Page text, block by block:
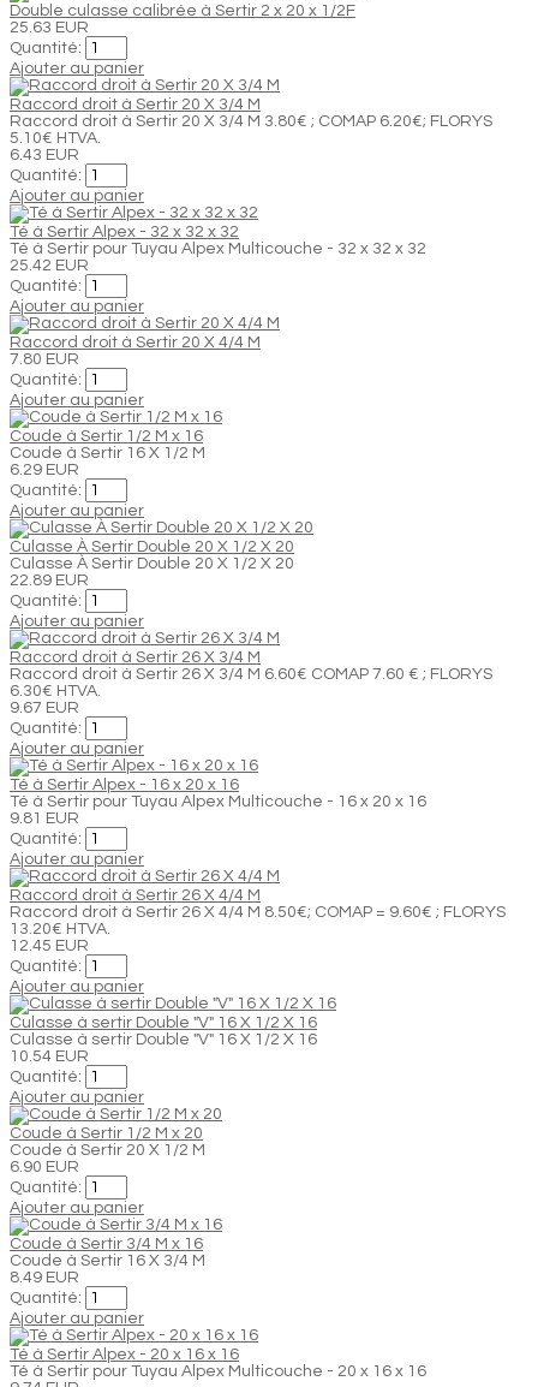
Double culasse calibrée à Sertir 2 x 20 x 1/2F
25.63 EUR
Quantité:
Ajouter au panier
Raccord droit à Sertir 20 X 3/4 M
Raccord droit à Sertir 20 X 3/4 M 3.80€ ; COMAP 6.20€; FLORYS
5.10€ HTVA.
6.43 EUR
Quantité:
Ajouter au panier
Té à Sertir Alpex - 32 x 32 x 32
Té à Sertir pour Tuyau Alpex Multicouche - 32 x 32 x 32
25.42 EUR
Quantité:
Ajouter au panier
Raccord droit à Sertir 20 X 4/4 M
7.80 EUR
Quantité:
Ajouter au panier
Coude à Sertir 1/2 M x 16
Coude à Sertir 16 X 1/2 M
6.29 EUR
Quantité:
Ajouter au panier
Culasse À Sertir Double 20 X 1/2 X 20
Culasse À Sertir Double 20 X 1/2 X 20
22.89 EUR
Quantité:
Ajouter au panier
Raccord droit à Sertir 26 X 3/4 M
Raccord droit à Sertir 26 X 3/4 M 6.60€ COMAP 7.60 € ; FLORYS
6.30€ HTVA.
9.67 EUR
Quantité:
Ajouter au panier
Té à Sertir Alpex - 16 x 20 x 16
Té à Sertir pour Tuyau Alpex Multicouche - 16 x 20 x 16
9.81 EUR
Quantité:
Ajouter au panier
Raccord droit à Sertir 26 X 4/4 M
Raccord droit à Sertir 26 X 4/4 M 8.50€; COMAP = 9.60€ ; FLORYS
13.20€ HTVA.
12.45 EUR
Quantité:
Ajouter au panier
Culasse à sertir Double "V" 16 X 1/2 X 16
Culasse à sertir Double "V" 16 X 1/2 X 16
10.54 EUR
Quantité:
Ajouter au panier
Coude à Sertir 1/2 M x 20
Coude à Sertir 20 X 1/2 M
6.90 EUR
Quantité:
Ajouter au panier
Coude à Sertir 3/4 M x 16
Coude à Sertir 16 X 3/4 M
8.49 EUR
Quantité:
Ajouter au panier
Té à Sertir Alpex - 20 x 16 x 16
Té à Sertir pour Tuyau Alpex Multicouche - 20 x 16 x 16